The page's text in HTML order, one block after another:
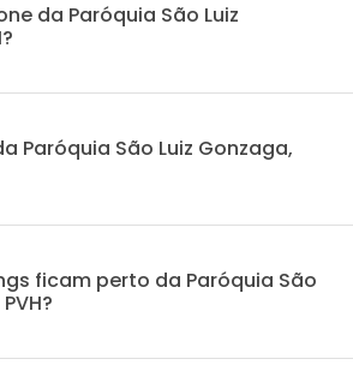
da Paróquia São Luiz
Paróquia São Luiz Gonzaga,
ficam perto da Paróquia São